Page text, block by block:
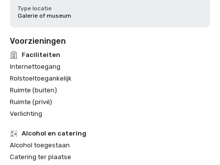
Type locatie
Galerie of museum
Voorzieningen
Faciliteiten
Internettoegang
Rolstoeltoegankelijk
Ruimte (buiten)
Ruimte (privé)
Verlichting
Alcohol en catering
Alcohol toegestaan
Catering ter plaatse